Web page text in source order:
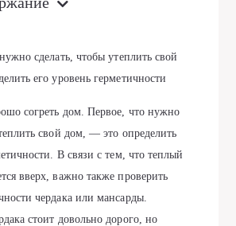
сделать, чтобы утеплить свой
его уровень герметичности
согреть дом. Первое, что нужно
свой дом, — это определить
В связи с тем, что теплый
вверх, важно также проверить
чердака или мансарды.
стоит довольно дорого, но